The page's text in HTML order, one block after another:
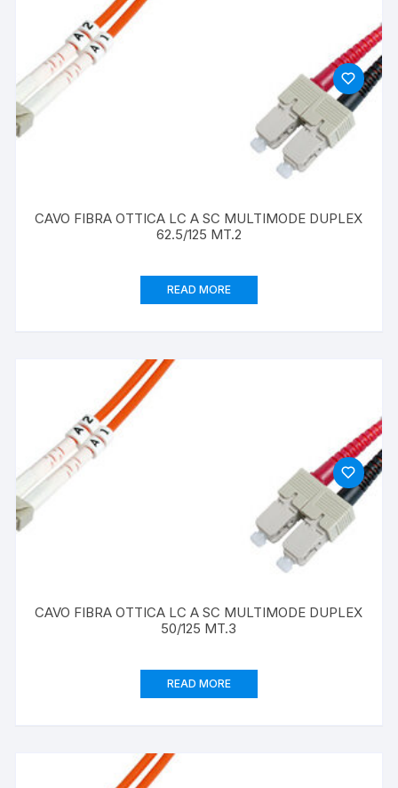
CAVO FIBRA OTTICA LC A SC MULTIMODE DUPLEX
62.5/125 MT.2
READ MORE
CAVO FIBRA OTTICA LC A SC MULTIMODE DUPLEX
50/125 MT.3
READ MORE